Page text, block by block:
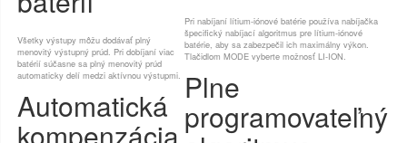
Všetky výstupy môžu dodávať plný
menovitý výstupný prúd. Pri dobíjaní viac
batérií súčasne sa plný menovitý prúd
automaticky delí medzi aktívnou výstupmi.
Automatická
Pri nabíjaní lítium-iónové batérie používa nabíjačka
špecifický nabíjací algoritmus pre lítium-iónové
batérie, aby sa zabezpečil ich maximálny výkon.
Tlačidlom MODE vyberte možnosť LI-ION.
Plne
programovateľný